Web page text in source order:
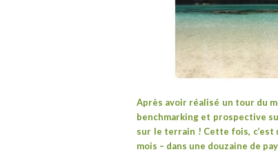
Après avoir réalisé un tour du
benchmarking et prospective
sur le terrain ! Cette fois, c’est
mois – dans une douzaine de